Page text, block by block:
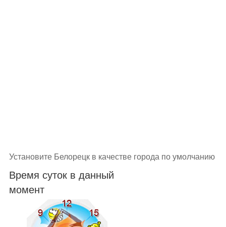
Установите Белорецк в качестве города по умолчанию
Время суток в данный
момент